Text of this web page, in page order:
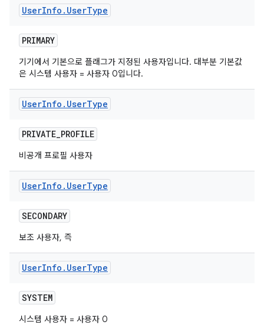
UserInfo . UserType
PRIMARY
기기에서 기본으로 플래그가 지정된 사용자입니다. 대부분 기본값
은 시스템 사용자 = 사용자 0입니다.
UserInfo . UserType
PRIVATE_PROFILE
비공개 프로필 사용자
UserInfo . UserType
SECONDARY
보조 사용자, 즉
UserInfo . UserType
SYSTEM
시스템 사용자 = 사용자 0